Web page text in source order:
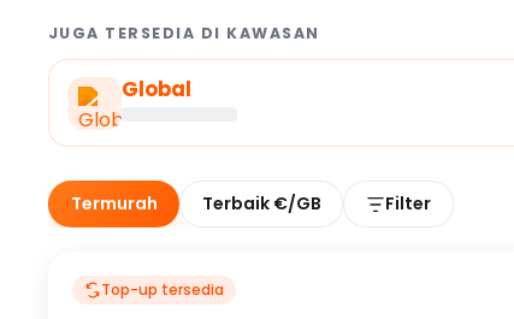
JUGA TERSEDIA DI KAWASAN
Global
Termurah Terbaik €/GB Filter
Top-up tersedia